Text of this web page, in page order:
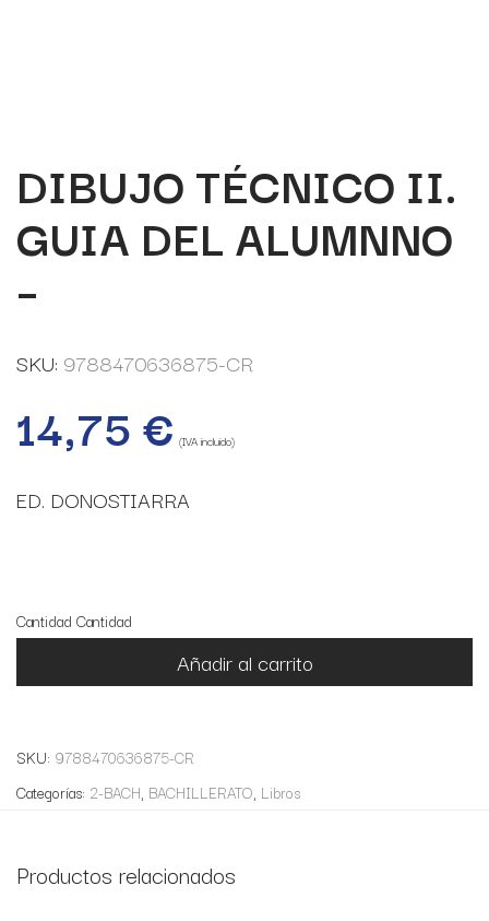
DIBUJO TÉCNICO II.
GUIA DEL ALUMNNO
–
SKU: 9788470636875-CR
14,75€ (IVA incluido)
ED. DONOSTIARRA
Cantidad Cantidad
Añadir al carrito
SKU: 9788470636875-CR
Categorías: 2-BACH, BACHILLERATO, Libros
Productos relacionados